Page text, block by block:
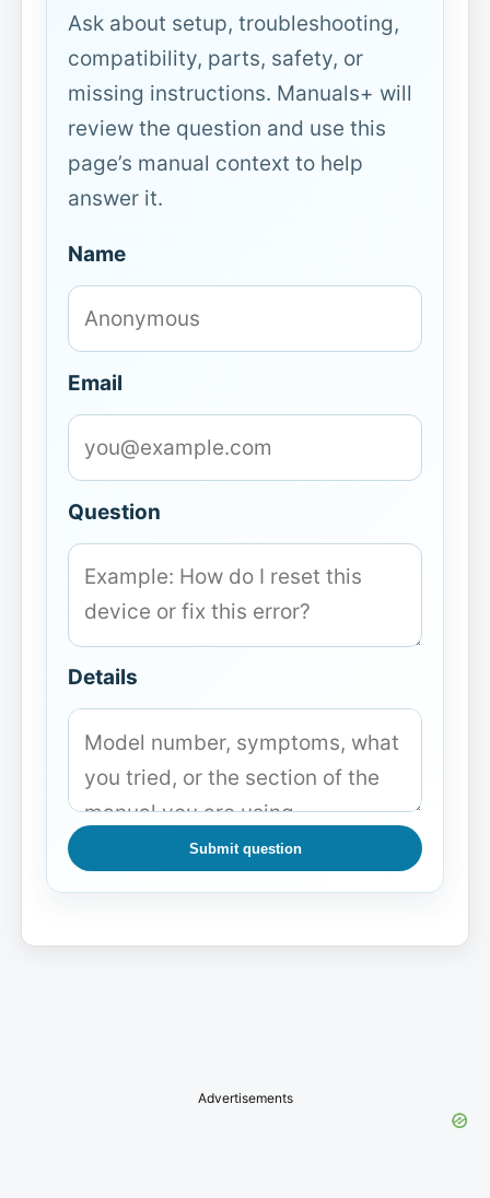
Ask about setup, troubleshooting,
compatibility, parts, safety, or
missing instructions. Manuals+ will
review the question and use this
page’s manual context to help
answer it.
Name
Email
Question
Details
Submit question
Advertisements